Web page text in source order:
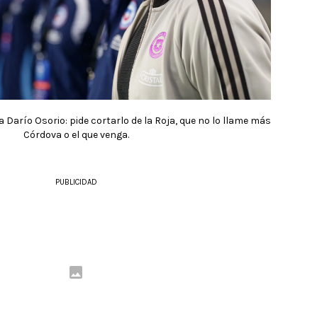
Darío Osorio: pide cortarlo de la Roja, que no lo llame más
Córdova o el que venga.
PUBLICIDAD